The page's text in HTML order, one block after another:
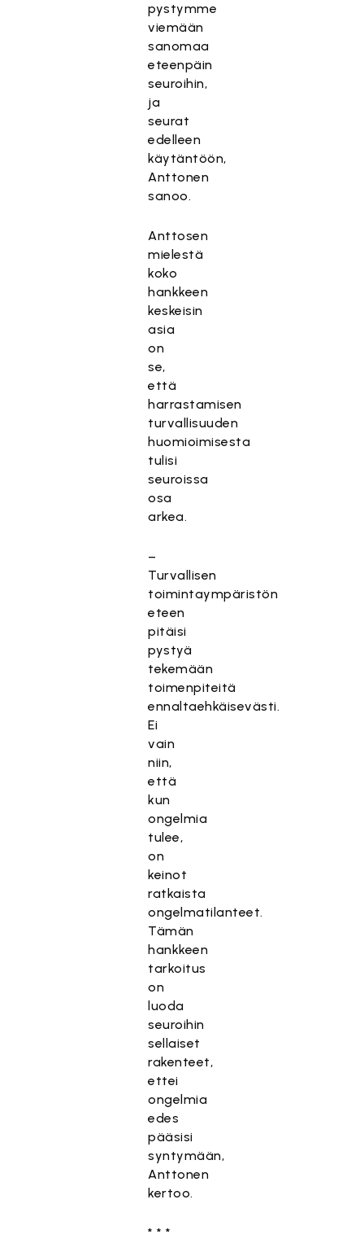
pystymme
viemään
sanomaa
eteenpäin
seuroihin,
ja
seurat
edelleen
käytäntöön,
Anttonen
sanoo.
Anttosen
mielestä
koko
hankkeen
keskeisin
asia
on
se,
että
harrastamisen
turvallisuuden
huomioimisesta
tulisi
seuroissa
osa
arkea.
–
Turvallisen
toimintaympäristön
eteen
pitäisi
pystyä
tekemään
toimenpiteitä
ennaltaehkäisevästi.
Ei
vain
niin,
että
kun
ongelmia
tulee,
on
keinot
ratkaista
ongelmatilanteet.
Tämän
hankkeen
tarkoitus
on
luoda
seuroihin
sellaiset
rakenteet,
ettei
ongelmia
edes
pääsisi
syntymään,
Anttonen
kertoo.
* * *